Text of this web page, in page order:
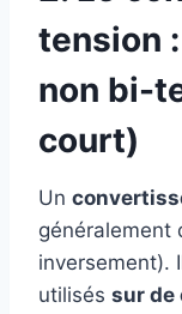
tension
non bi-
court)
Un
généralement
inversement).
utilisés sur de